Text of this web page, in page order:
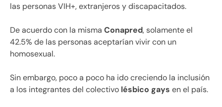
las personas VIH+, extranjeros y discapacitados.
De acuerdo con la misma Conapred, solamente el
42.5% de las personas aceptarían vivir con un
homosexual.
Sin embargo, poco a poco ha ido creciendo la inclusión
a los integrantes del colectivo lésbico gays en el país.